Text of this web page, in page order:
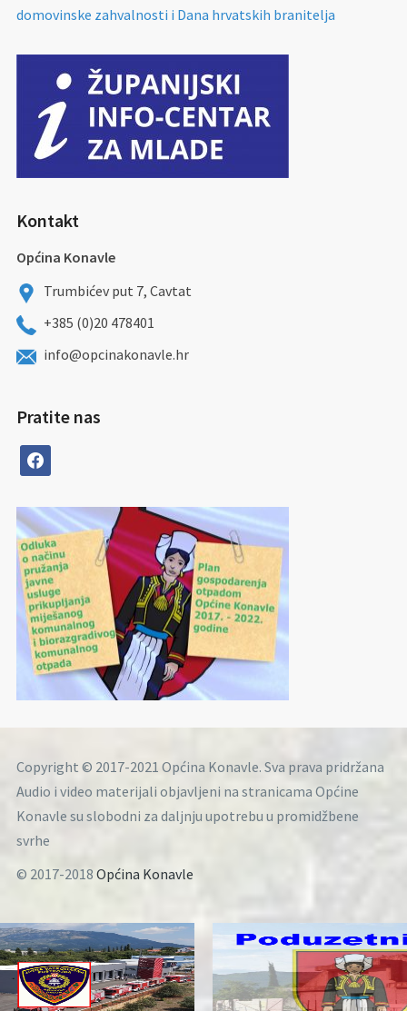
domovinske zahvalnosti i Dana hrvatskih branitelja
Kontakt
Općina Konavle
Trumbićev put 7, Cavtat
+385 (0)20 478401
info@opcinakonavle.hr
Pratite nas
facebook
Copyright © 2017-2021 Općina Konavle. Sva prava pridržana
Audio i video materijali objavljeni na stranicama Općine
Konavle su slobodni za daljnju upotrebu u promidžbene
svrhe
© 2017-2018 Općina Konavle